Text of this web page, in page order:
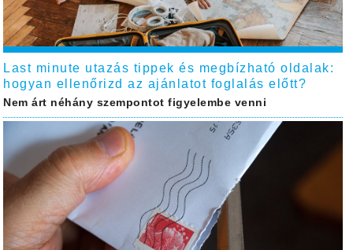
Last minute utazás tippek és megbízható oldalak:
hogyan ellenőrizd az ajánlatot foglalás előtt?
Nem árt néhány szempontot figyelembe venni